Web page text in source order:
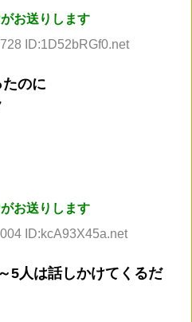
お送りします
ID:1D52bRGf0.net
のに
お送りします
ID:kcA93X45a.net
5人は話しかけてくるだ